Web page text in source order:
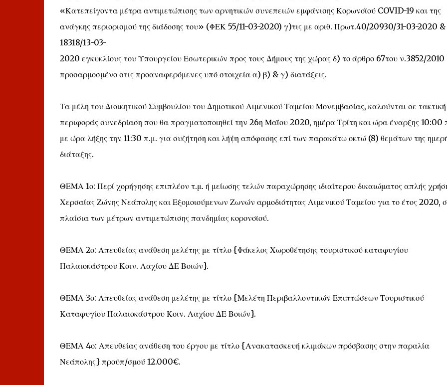
«Κατεπείγοντα μέτρα αντιμετώπισης των αρνητικών συνεπειών εμφάνισης Κορωνοϊού COVID-19 και της
ανάγκης περιορισμού της διάδοσης του» (ΦΕΚ 55/11-03-2020) γ)τις με αριθ. Πρωτ.40/20930/31-03-2020 &
18318/13-03-
2020 εγκυκλίους του Υπουργείου Εσωτερικών προς τους Δήμους της χώρας δ) το άρθρο 67του ν.3852/2010
προσαρμοσμένο στις προαναφερόμενες υπό στοιχεία α) β) & γ) διατάξεις.
Τα μέλη του Διοικητικού Συμβουλίου του Δημοτικού Λιμενικού Ταμείου Μονεμβασίας, καλούνται σε τακτική
περιφοράς συνεδρίαση που θα πραγματοποιηθεί την 26η Μαΐου 2020, ημέρα Τρίτη και ώρα έναρξης 10:00
με ώρα λήξης την 11:30 π.μ. για συζήτηση και λήψη απόφασης επί των παρακάτω οκτώ (8) θεμάτων της
διάταξης.
ΘΕΜΑ 1ο: Περί χορήγησης επιπλέον τ.μ. ή μείωσης τελών παραχώρησης ιδιαίτερου δικαιώματος απλής
Χερσαίας Ζώνης Νεάπολης και Εξομοιούμενων Ζωνών αρμοδιότητας Λιμενικού Ταμείου για το έτος 2020,
πλαίσια των μέτρων αντιμετώπισης πανδημίας κορονοϊού.
ΘΕΜΑ 2ο: Απευθείας ανάθεση μελέτης με τίτλο {Φάκελος Χωροθέτησης τουριστικού καταφυγίου
Παλαιοκάστρου Κοιν. Λαχίου ΔΕ Βοιών}.
ΘΕΜΑ 3ο: Απευθείας ανάθεση μελέτης με τίτλο {Μελέτη Περιβαλλοντικών Επιπτώσεων Τουριστικού
Καταφυγίου Παλαιοκάστρου Κοιν. Λαχίου ΔΕ Βοιών}.
ΘΕΜΑ 4ο: Απευθείας ανάθεση του έργου με τίτλο {Ανακατασκευή κλιμάκων πρόσβασης στην παραλία
Νεάπολης} προϋπ/σμού 12.000€.